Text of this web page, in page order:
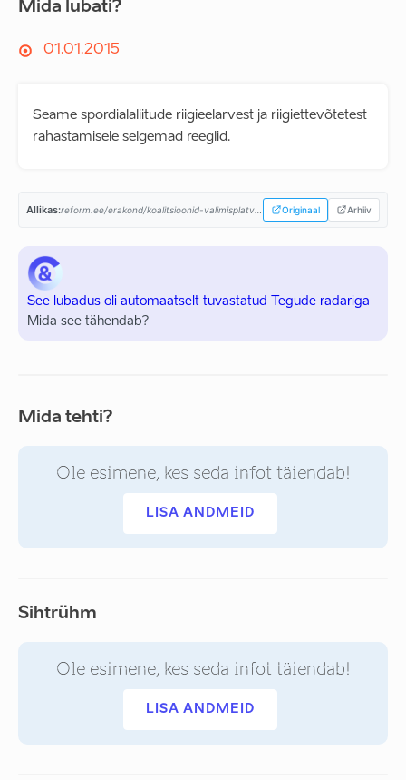
Mida lubati?
01.01.2015
Seame spordialaliitude riigieelarvest ja riigiettevõtetest
rahastamisele selgemad reeglid.
Allikas: Originaal Arhiiv
See lubadus oli automaatselt tuvastatud Tegude radariga
Mida see tähendab?
Mida tehti?
Ole esimene, kes seda infot täiendab!
LISA ANDMEID
Sihtrühm
Ole esimene, kes seda infot täiendab!
LISA ANDMEID